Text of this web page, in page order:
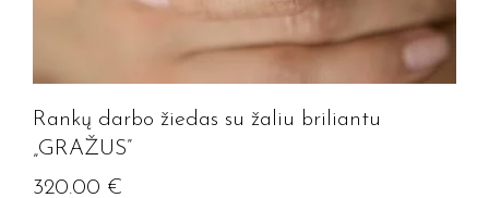
Rankų darbo žiedas su žaliu briliantu
„GRAŽUS”
320.00 €